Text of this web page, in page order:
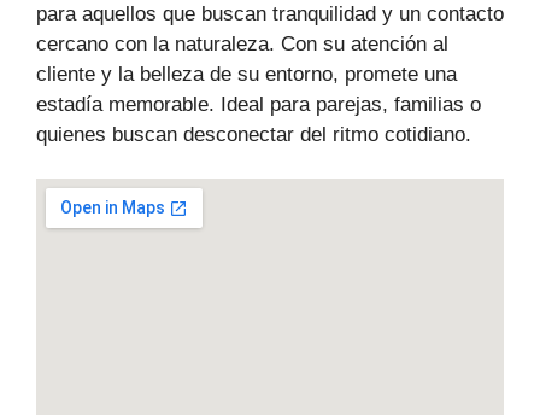
para aquellos que buscan tranquilidad y un contacto
cercano con la naturaleza. Con su atención al
cliente y la belleza de su entorno, promete una
estadía memorable. Ideal para parejas, familias o
quienes buscan desconectar del ritmo cotidiano.